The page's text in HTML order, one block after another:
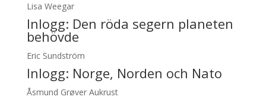
Lisa Weegar
Inlogg: Den röda segern planeten
behövde
Eric Sundström
Inlogg: Norge, Norden och Nato
Åsmund Grøver Aukrust